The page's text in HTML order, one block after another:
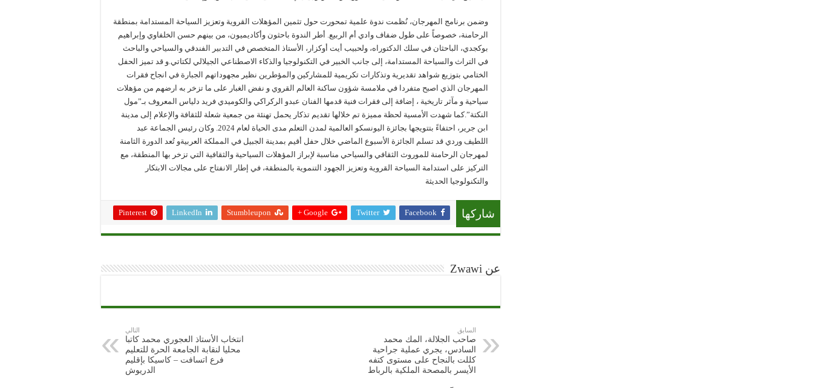
وضمن برنامج المهرجان، نُظمت ندوة علمية تمحورت حول تثمين المؤهلات القروية وتعزيز السياحة المستدامة بمنطقة
الرحامنة، خصوصاً على طول ضفاف وادي أم الربيع. أطر الندوة باحثون وأكاديميون، من بينهم حسن الخلفاوي وإبراهيم
بوكجدي، الباحثان في سلك الدكتوراه، ولحبيب أيت أوكزار، الأستاذ المتخصص في التدبير الفندقي والسياحي والباحث
في التراث والسياحة المستدامة، إلى جانب الخبير في التكنولوجيا والذكاء الاصطناعي الجيلالي لكتاتي.و قد تميز الحفل
الختامي بتوزيع شواهد تقديرية وتذكارات تكريمية للمشاركين والمؤطرين نظير مجهوداتهم الجبارة في انجاح فقرات
المهرجان الذي اصبح متفردا في ملامسة شؤون ساكنة العالم القروي و نفض الغبار على ما تزخر به ارضهم من مؤهلات
سياحية و مآثر تاريخية ، إضافة إلى فقرات فنية قدمها الفنان عبدو الركراكي والكوميدي فريد دلياس المعروف بـ”مول
النكتة”.كما شهدت الأمسية لحظة مميزة تم خلالها تقديم تذكار يحمل تهنئة من جمعية شعلة للثقافة والإعلام إلى مدينة
ابن جرير، احتفاءً بتتويجها بجائزة اليونسكو العالمية لمدن التعلم مدى الحياة لعام 2024. وكان رئيس الجماعة عبد
اللطيف وردي قد تسلم الجائزة الأسبوع الماضي خلال حفل أقيم بمدينة الجبيل في المملكة العربيةو تُعد الدورة الثامنة
لمهرجان الرحامنة للموروث الثقافي والسياحي مناسبة لإبراز المؤهلات السياحية والثقافية التي تزخر بها المنطقة، مع
التركيز على استدامة السياحة القروية وتعزيز الجهود التنموية بالمنطقة، في إطار الانفتاح على مجالات الابتكار
والتكنولوجيا الحديثة
شاركها Facebook
Twitter
Google +
Stumbleupon
LinkedIn
Pinterest
عن Zwawi
السابق
صاحب الجلالة، المك محمد
السادس، يجري عملية جراحية
كللت بالنجاح على مستوى كتفه
الأيسر بالمصحة الملكية بالرباط
التالي
انتخاب الأستاذ العجوري محمد كاتبا
محليا لنقابة الجامعة الحرة للتعليم
فرع اتسافت – كاسيكا بإقليم
الدريوش